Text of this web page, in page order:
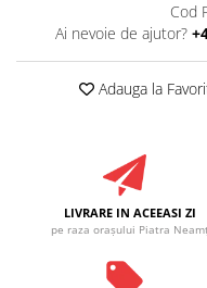
Cod
Ai nevoie de ajutor?
Adauga la
LIVRARE IN ACEEASI ZI
pe raza oraşului Piatra